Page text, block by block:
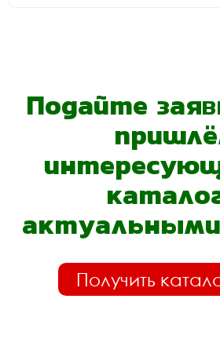
Подайте
Получить